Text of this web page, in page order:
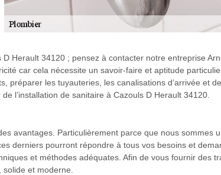
Herault 34120 ; pensez à contacter notre entreprise
car cela nécessite un savoir-faire et aptitude
les tuyauteries, les canalisations d’arrivée et
l’installation de sanitaire à Cazouls D Herault 34120.
avantages. Particulièrement parce que nous sommes
derniers pourront répondre à tous vos besoins et
et méthodes adéquates. Afin de vous fournir des
et moderne.